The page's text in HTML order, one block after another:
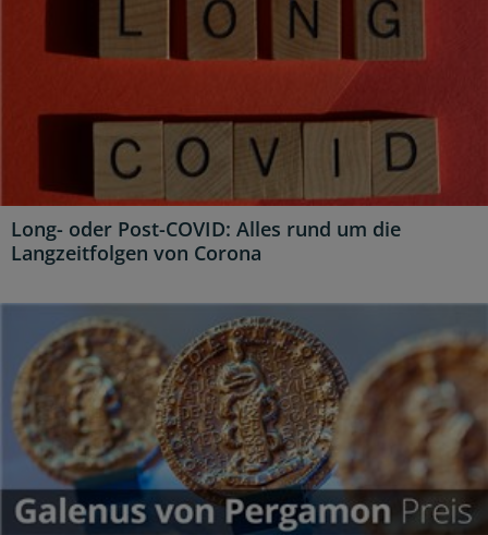
Long- oder Post-COVID: Alles rund um die
Langzeitfolgen von Corona